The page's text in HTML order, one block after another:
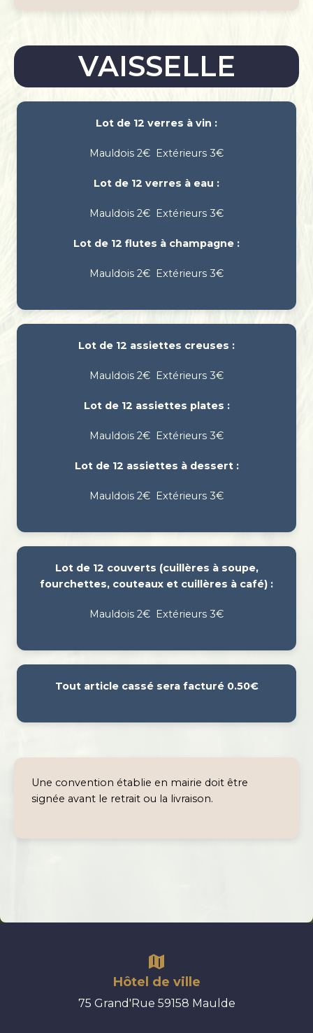
VAISSELLE
Lot de 12 verres à vin :
Mauldois 2€ Extérieurs 3€
Lot de 12 verres à eau :
Mauldois 2€ Extérieurs 3€
Lot de 12 flutes à champagne :
Mauldois 2€ Extérieurs 3€
Lot de 12 assiettes creuses :
Mauldois 2€ Extérieurs 3€
Lot de 12 assiettes plates :
Mauldois 2€ Extérieurs 3€
Lot de 12 assiettes à dessert :
Mauldois 2€ Extérieurs 3€
Lot de 12 couverts (cuillères à soupe,
fourchettes, couteaux et cuillères à café) :
Mauldois 2€ Extérieurs 3€
Tout article cassé sera facturé 0.50€
Une convention établie en mairie doit être
signée avant le retrait ou la livraison.
Hôtel de ville
75 Grand'Rue 59158 Maulde